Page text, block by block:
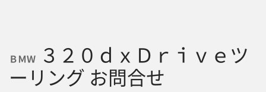
ＢＭＷ
３２０ｄｘＤｒｉｖｅツ
ーリング お問合せ